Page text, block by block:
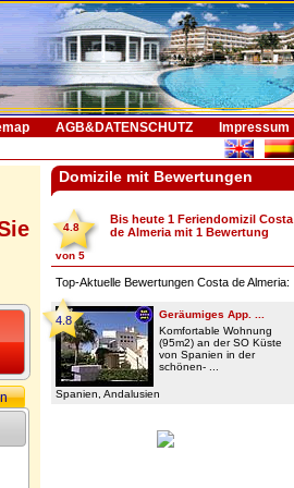
AGB&DATENSCHUTZ Impressum
Domizile mit Bewertungen
4.8
von 5
Bis heute 1 Feriendomizil Costa
de Almeriamit 1Bewertung
Top-Aktuelle Bewertungen Costa de Almeria:
Geräumiges App. ...
Komfortable Wohnung
(95m2) an der SO Küste
von Spanien in der
schönen- ...
Spanien, Andalusien
4.8